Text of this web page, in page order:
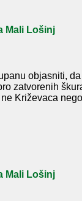
Mali Lošinj
objasniti,
zatvorenih
Križevaca
Mali Lošinj